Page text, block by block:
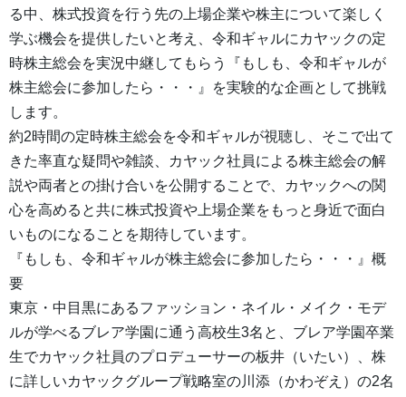
る中、株式投資を行う先の上場企業や株主について楽しく
学ぶ機会を提供したいと考え、令和ギャルにカヤックの定
時株主総会を実況中継してもらう『もしも、令和ギャルが
株主総会に参加したら・・・』を実験的な企画として挑戦
します。
約2時間の定時株主総会を令和ギャルが視聴し、そこで出て
きた率直な疑問や雑談、カヤック社員による株主総会の解
説や両者との掛け合いを公開することで、カヤックへの関
心を高めると共に株式投資や上場企業をもっと身近で面白
いものになることを期待しています。
『もしも、令和ギャルが株主総会に参加したら・・・』概
要
東京・中目黒にあるファッション・ネイル・メイク・モデ
ルが学べるブレア学園に通う高校生3名と、ブレア学園卒業
生でカヤック社員のプロデューサーの板井（いたい）、株
に詳しいカヤックグループ戦略室の川添（かわぞえ）の2名